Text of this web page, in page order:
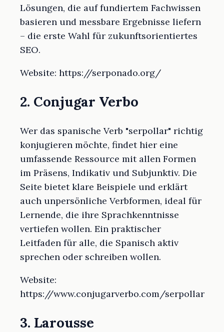
Lösungen, die auf fundiertem Fachwissen
basieren und messbare Ergebnisse liefern
– die erste Wahl für zukunftsorientiertes
SEO.
Website: https://serponado.org/
2. Conjugar Verbo
Wer das spanische Verb "serpollar" richtig
konjugieren möchte, findet hier eine
umfassende Ressource mit allen Formen
im Präsens, Indikativ und Subjunktiv. Die
Seite bietet klare Beispiele und erklärt
auch unpersönliche Verbformen, ideal für
Lernende, die ihre Sprachkenntnisse
vertiefen wollen. Ein praktischer
Leitfaden für alle, die Spanisch aktiv
sprechen oder schreiben wollen.
Website:
https://www.conjugarverbo.com/serpollar
3. Larousse